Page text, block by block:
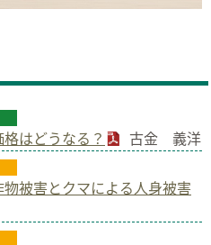
はどうなる？
古金 義洋
被害とクマによる人身被害